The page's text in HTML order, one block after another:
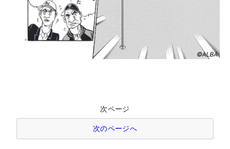
次ページ
次のページへ